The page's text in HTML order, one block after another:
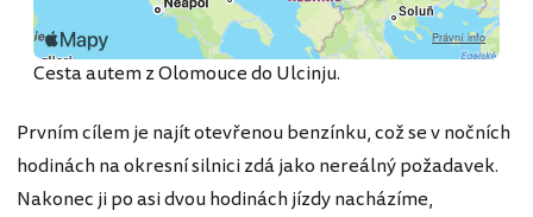
Cesta autem z Olomouce do Ulcinju.
Prvním cílem je najít otevřenou benzínku, což se v nočních
hodinách na okresní silnici zdá jako nereálný požadavek.
Nakonec ji po asi dvou hodinách jízdy nacházíme,